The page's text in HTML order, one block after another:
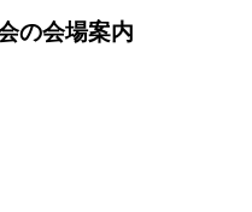
の会場案内